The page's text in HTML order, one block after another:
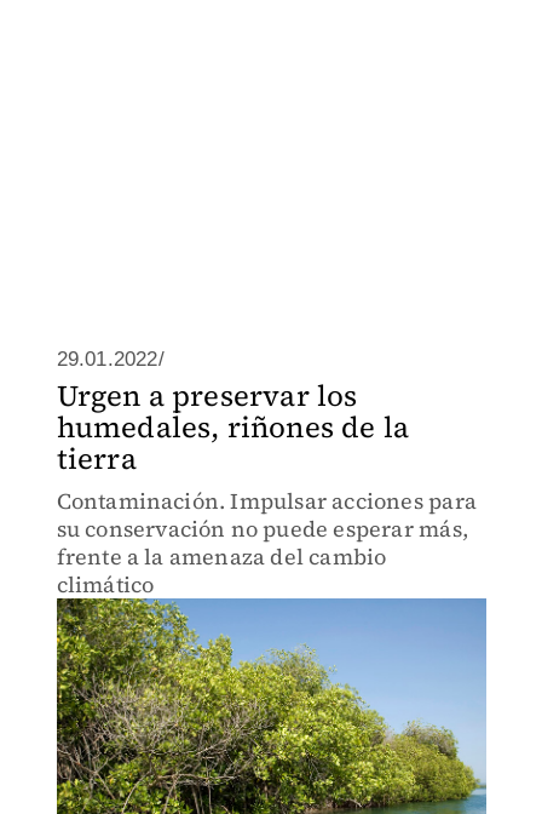
29.01.2022/
Urgen a preservar los
humedales, riñones de la
tierra
Contaminación. Impulsar acciones para
su conservación no puede esperar más,
frente a la amenaza del cambio
climático